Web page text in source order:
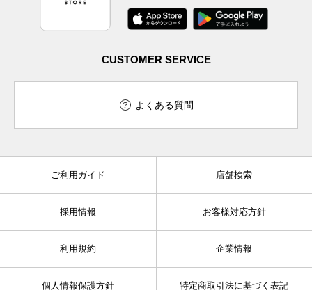
CUSTOMER SERVICE
よくある質問
ご利用ガイド 店舗検索
採用情報 お客様対応方針
利用規約 企業情報
個人情報保護方針 特定商取引法に基づく表記